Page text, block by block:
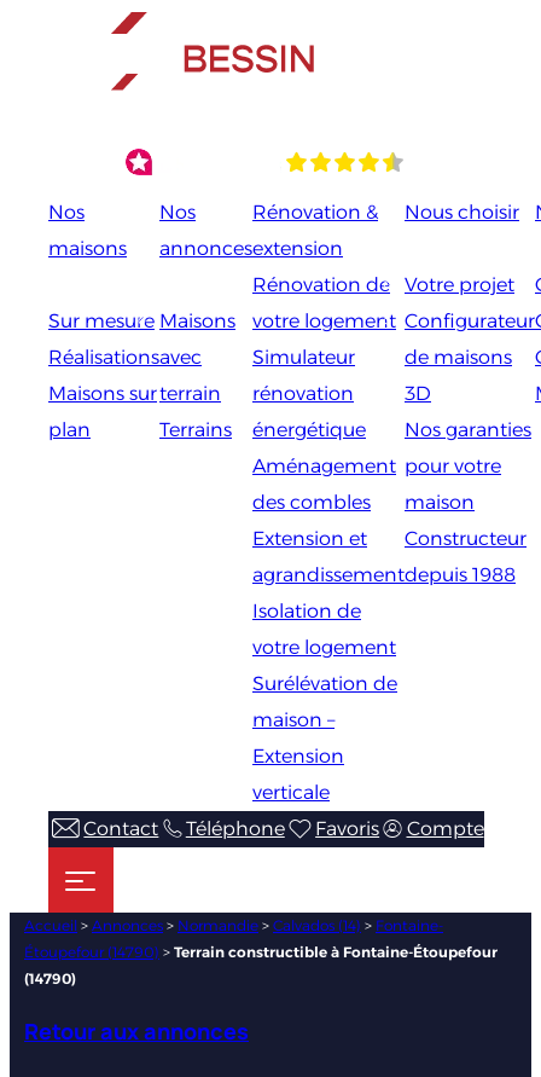
Nos
maisons
Sur mesure
Réalisations
Maisons sur
plan
Nos
annonces
Maisons
avec
terrain
Terrains
Rénovation &
extension
Rénovation de
votre logement
Simulateur
rénovation
énergétique
Aménagement
des combles
Extension et
agrandissement
Isolation de
votre logement
Surélévation de
maison –
Extension
verticale
Nous choisir
Votre projet
Configurateur
de maisons
3D
Nos garanties
pour votre
maison
Constructeur
depuis 1988
Contact Téléphone Favoris Compte
Accueil > Annonces > Normandie > Calvados (14) > Fontaine-
Étoupefour (14790) > Terrain constructible à Fontaine-Étoupefour
(14790)
Retour aux annonces